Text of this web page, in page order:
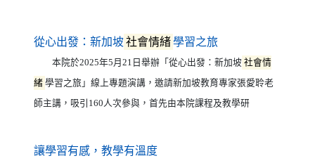
從心出發：新加坡社會情緒學習之旅（另開新視窗）
本院於2025年5月21日舉辦「從心出發：新加坡 社會情
緒 學習之旅」線上專題演講，邀請新加坡教育專家張愛聆老
師主講，吸引160人次參與，首先由本院課程及教學研
讓學習有感，教學有溫度（另開新視窗）